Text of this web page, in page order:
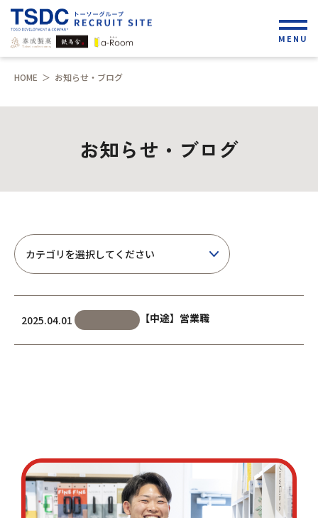
MENU
HOME ＞ お知らせ・ブログ
お知らせ・ブログ
2025.04.01 【中途】営業職